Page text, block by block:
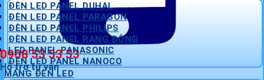
0908 53 53 53
Hỗ trợ tư vấn
ĐÈN LED PANEL DUHAL
ĐÈN LED PANEL PARAGON
ĐÈN LED PANEL PHILIPS
ĐÈN LED PANEL RẠNG ĐÔNG
LED PANEL PANASONIC
ĐÈN LED PANEL NANOCO
MÁNG ĐÈN LED